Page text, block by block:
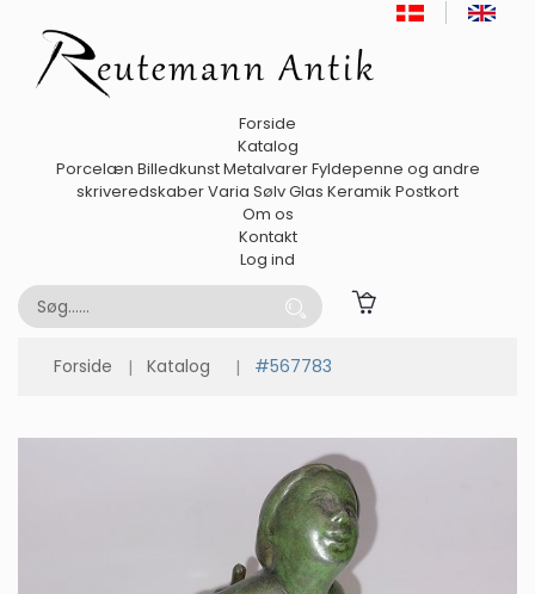
Forside
Katalog
Porcelæn BilledkunstMetalvarerFyldepenne og andre
skriveredskaberVaria SølvGlas Keramik Postkort
Om os
Kontakt
Log ind
Forside Katalog #567783